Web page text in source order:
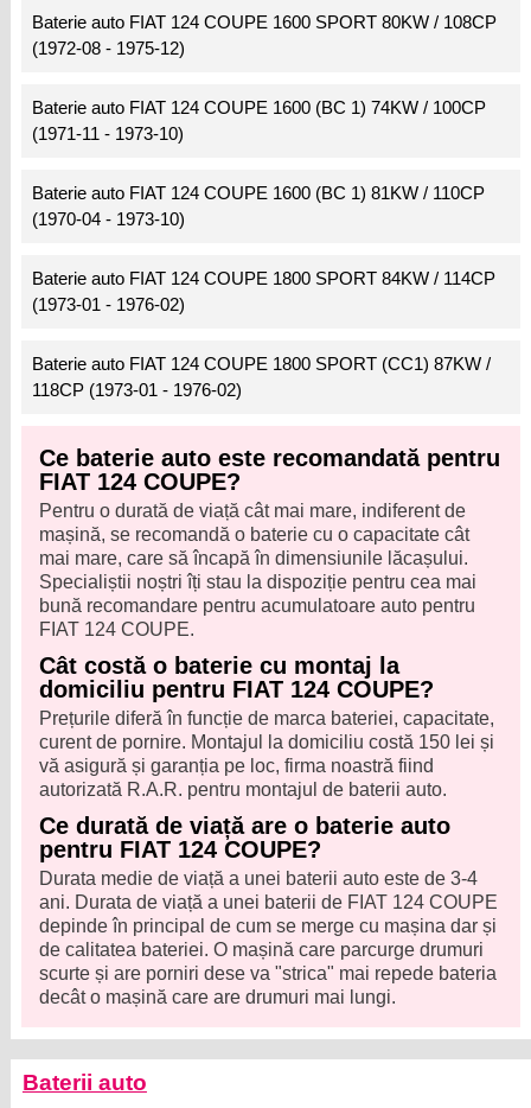
Baterie auto FIAT 124 COUPE 1600 SPORT 80KW / 108CP
(1972-08 - 1975-12)
Baterie auto FIAT 124 COUPE 1600 (BC 1) 74KW / 100CP
(1971-11 - 1973-10)
Baterie auto FIAT 124 COUPE 1600 (BC 1) 81KW / 110CP
(1970-04 - 1973-10)
Baterie auto FIAT 124 COUPE 1800 SPORT 84KW / 114CP
(1973-01 - 1976-02)
Baterie auto FIAT 124 COUPE 1800 SPORT (CC1) 87KW /
118CP (1973-01 - 1976-02)
Ce baterie auto este recomandată pentru
FIAT 124 COUPE?
Pentru o durată de viață cât mai mare, indiferent de
mașină, se recomandă o baterie cu o capacitate cât
mai mare, care să încapă în dimensiunile lăcașului.
Specialiștii noștri îți stau la dispoziție pentru cea mai
bună recomandare pentru acumulatoare auto pentru
FIAT 124 COUPE.
Cât costă o baterie cu montaj la
domiciliu pentru FIAT 124 COUPE?
Prețurile diferă în funcție de marca bateriei, capacitate,
curent de pornire. Montajul la domiciliu costă 150 lei și
vă asigură și garanția pe loc, firma noastră fiind
autorizată R.A.R. pentru montajul de baterii auto.
Ce durată de viață are o baterie auto
pentru FIAT 124 COUPE?
Durata medie de viață a unei baterii auto este de 3-4
ani. Durata de viață a unei baterii de FIAT 124 COUPE
depinde în principal de cum se merge cu mașina dar și
de calitatea bateriei. O mașină care parcurge drumuri
scurte și are porniri dese va "strica" mai repede bateria
decât o mașină care are drumuri mai lungi.
Baterii auto